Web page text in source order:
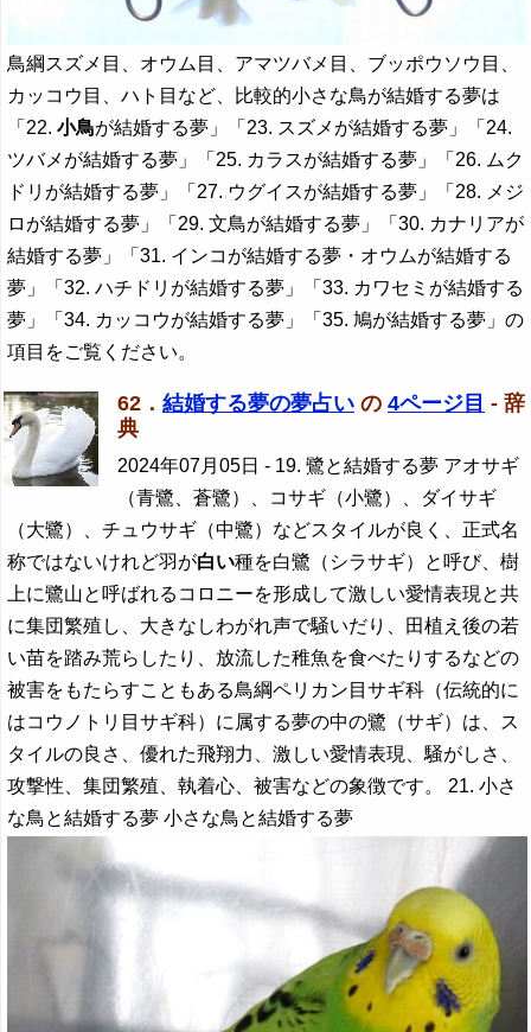
鳥綱スズメ目、オウム目、アマツバメ目、ブッポウソウ目、
カッコウ目、ハト目など、比較的小さな鳥が結婚する夢は
「22.小鳥が結婚する夢」「23. スズメが結婚する夢」「24.
ツバメが結婚する夢」「25. カラスが結婚する夢」「26. ムク
ドリが結婚する夢」「27. ウグイスが結婚する夢」「28. メジ
ロが結婚する夢」「29. 文鳥が結婚する夢」「30. カナリアが
結婚する夢」「31. インコが結婚する夢・オウムが結婚する
夢」「32. ハチドリが結婚する夢」「33. カワセミが結婚する
夢」「34. カッコウが結婚する夢」「35. 鳩が結婚する夢」の
項目をご覧ください。
62． 結婚する夢の夢占い の 4ページ目 - 辞
典
2024年07月05日 - 19. 鷺と結婚する夢 アオサギ
（青鷺、蒼鷺）、コサギ（小鷺）、ダイサギ
（大鷺）、チュウサギ（中鷺）などスタイルが良く、正式名
称ではないけれど羽が白い種を白鷺（シラサギ）と呼び、樹
上に鷺山と呼ばれるコロニーを形成して激しい愛情表現と共
に集団繁殖し、大きなしわがれ声で騒いだり、田植え後の若
い苗を踏み荒らしたり、放流した稚魚を食べたりするなどの
被害をもたらすこともある鳥綱ペリカン目サギ科（伝統的に
はコウノトリ目サギ科）に属する夢の中の鷺（サギ）は、ス
タイルの良さ、優れた飛翔力、激しい愛情表現、騒がしさ、
攻撃性、集団繁殖、執着心、被害などの象徴です。 21. 小さ
な鳥と結婚する夢 小さな鳥と結婚する夢